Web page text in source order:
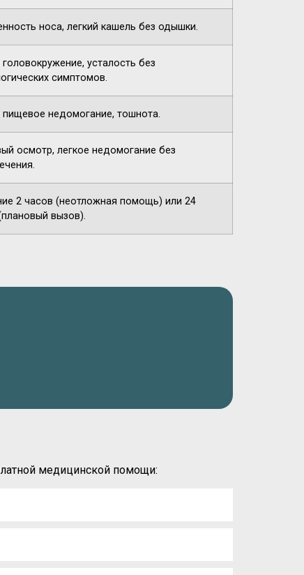
носа, легкий кашель без одышки.
усталость без
симптомов.
пищевое недомогание, тошнота.
осмотр, легкое недомогание без
2 часов (неотложная помощь) или 24
вызов).
медицинской помощи: